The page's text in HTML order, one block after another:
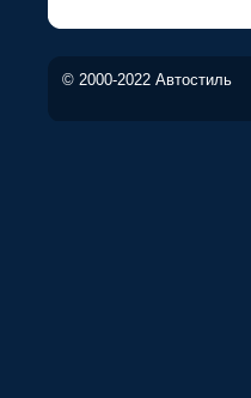
© 2000-2022 Автостиль